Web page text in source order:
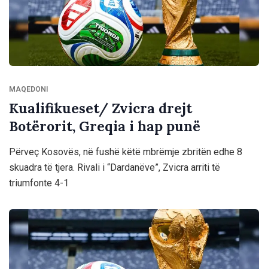
MAQEDONI
Kualifikueset/ Zvicra drejt
Botërorit, Greqia i hap punë
Përveç Kosovës, në fushë këtë mbrëmje zbritën edhe 8
skuadra të tjera. Rivali i “Dardanëve”, Zvicra arriti të
triumfonte 4-1